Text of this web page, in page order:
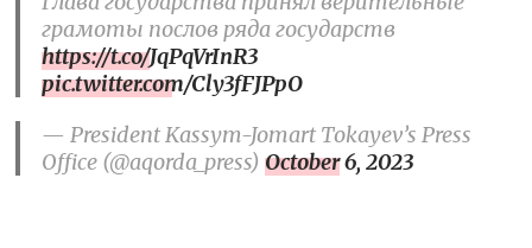
грамоты послов ряда государств
https://t.co/JqPqVrInR3
pic.twitter.com/Cly3fFJPpO
— President Kassym-Jomart Tokayev’s Press
Office (@aqorda_press)October 6, 2023